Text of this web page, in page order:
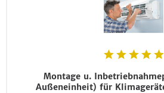
Montage u.
Außeneinheit) für